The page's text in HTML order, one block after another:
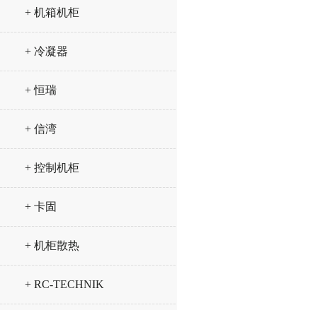
+ 机箱机柜
+ 冷凝器
+ 恒瑞
+ 信湾
+ 控制机柜
+ 卡固
+ 机柜散热
+ RC-TECHNIK